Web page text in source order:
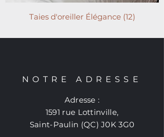
Taies d'oreiller Élégance (12)
NOTRE ADRESSE
Adresse :
1591 rue Lottinville,
Saint-Paulin (QC) J0K 3G0